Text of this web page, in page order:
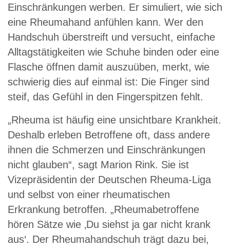
Einschränkungen werben. Er simuliert, wie sich
eine Rheumahand anfühlen kann. Wer den
Handschuh überstreift und versucht, einfache
Alltagstätigkeiten wie Schuhe binden oder eine
Flasche öffnen damit auszuüben, merkt, wie
schwierig dies auf einmal ist: Die Finger sind
steif, das Gefühl in den Fingerspitzen fehlt.
„Rheuma ist häufig eine unsichtbare Krankheit.
Deshalb erleben Betroffene oft, dass andere
ihnen die Schmerzen und Einschränkungen
nicht glauben“, sagt Marion Rink. Sie ist
Vizepräsidentin der Deutschen Rheuma-Liga
und selbst von einer rheumatischen
Erkrankung betroffen. „Rheumabetroffene
hören Sätze wie ‚Du siehst ja gar nicht krank
aus‘. Der Rheumahandschuh trägt dazu bei,